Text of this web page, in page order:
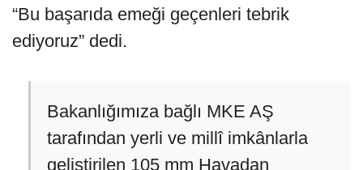
“Bu başarıda emeği geçenleri tebrik
ediyoruz” dedi.
Bakanlığımıza bağlı MKE AŞ
tarafından yerli ve millî imkânlarla
geliştirilen 105 mm Havadan